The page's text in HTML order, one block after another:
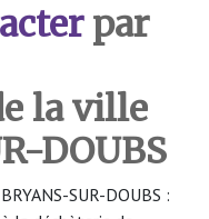
par
la ville
DOUBS
SUR-DOUBS :